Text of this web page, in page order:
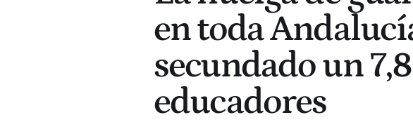
en toda
secundado un
educadores